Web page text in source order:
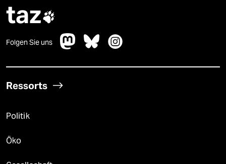
taz
Folgen Sie uns
Ressorts
Politik
Öko